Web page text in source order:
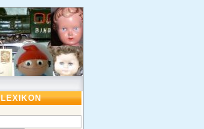
LEXIKON